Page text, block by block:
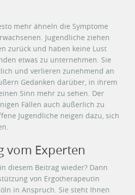
mehr ähneln die Symptome
Jugendliche ziehen
zurück und haben keine Lust
etwas zu unternehmen. Sie
und verlieren zunehmend an
Gedanken darüber, in ihrem
Sinn mehr zu sehen. Der
Fällen auch äußerlich zu
Jugendliche neigen dazu, sich
vom Experten
diesem Beitrag wieder? Dann
von Ergotherapeutin
in Anspruch. Sie steht Ihnen